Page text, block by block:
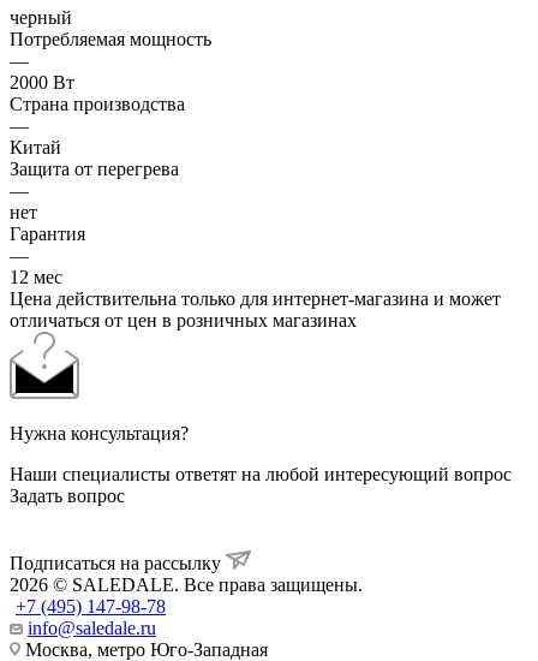
черный
Потребляемая мощность
—
2000 Вт
Страна производства
—
Китай
Защита от перегрева
—
нет
Гарантия
—
12 мес
Цена действительна только для интернет-магазина и может
отличаться от цен в розничных магазинах
Нужна консультация?
Наши специалисты ответят на любой интересующий вопрос
Задать вопрос
Подписаться на рассылку
2026 © SALEDALE. Все права защищены.
+7 (495) 147-98-78
info@saledale.ru
Москва, метро Юго-Западная